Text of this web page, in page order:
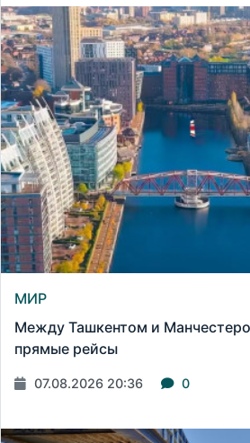
МИР
Между Ташкентом и
прямые рейсы
07.08.2026 20:36 0